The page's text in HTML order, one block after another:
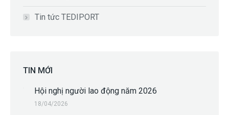
Tin tức TEDIPORT
TIN MỚI
Hội nghị người lao động năm 2026
18/04/2026